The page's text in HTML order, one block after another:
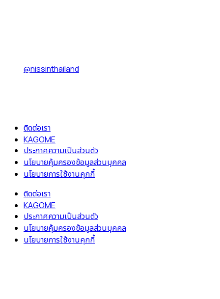
@nissinthailand
ติดต่อเรา
KAGOME
ประกาศความเป็นส่วนตัว
นโยบายคุ้มครองข้อมูลส่วนบุคคล
นโยบายการใช้งานคุกกี้
ติดต่อเรา
KAGOME
ประกาศความเป็นส่วนตัว
นโยบายคุ้มครองข้อมูลส่วนบุคคล
นโยบายการใช้งานคุกกี้